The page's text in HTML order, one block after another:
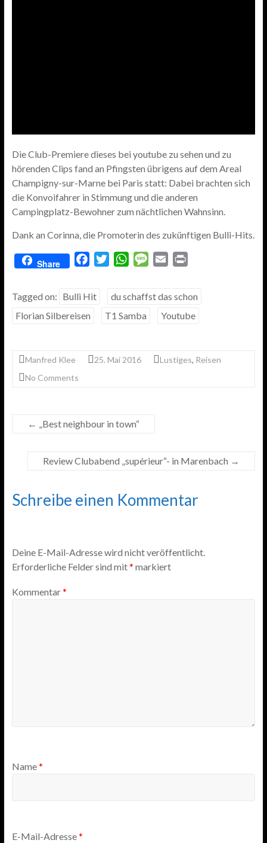
Die Club-Premiere dieses bei youtube zu sehen und zu
hörenden Clips fand an Pfingsten übrigens auf dem Areal
Champigny-sur-Marne bei Paris statt: Dabei brachten sich
die Konvoifahrer in Stimmung und die anderen
Campingplatz-Bewohner zum nächtlichen Wahnsinn.
Dank an Corinna, die Promoterin des zukünftigen Bulli-Hits.
Share
e
b
k
t
t
W
t
s
p
M
s
i
l
n
t
Tagged on: Bulli Hit
du schaffst das schon
Florian Silbereisen
T1 Samba Youtube
Manfred Klee 25. Mai 2016 Lustiges, Reisen
No Comments
← „Best neighbour in town“
Review Clubabend „supérieur“- in Marenbach →
Schreibe einen Kommentar
Deine E-Mail-Adresse wird nicht veröffentlicht.
Erforderliche Felder sind mit* markiert
Kommentar*
Name*
E-Mail-Adresse*